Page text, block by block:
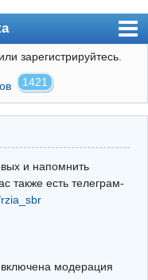
зарегистрируйтесь.
1421
и напомнить
также есть телеграм-
модерация